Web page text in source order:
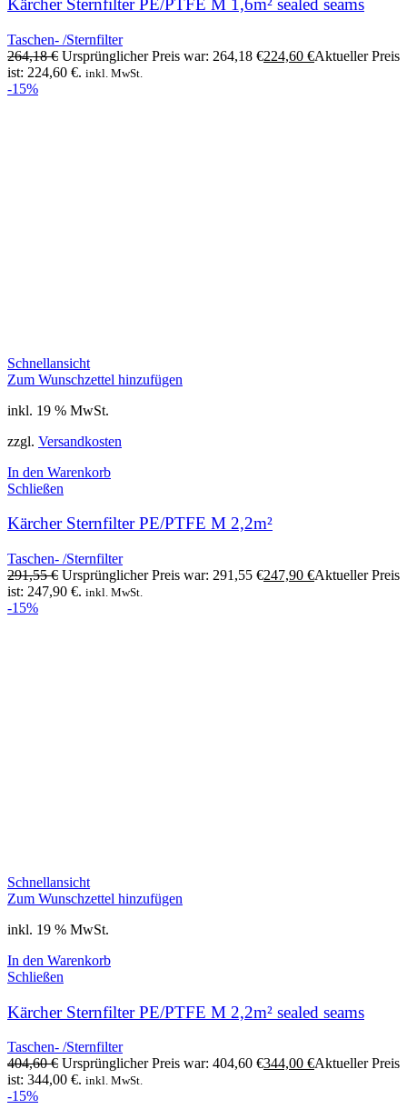
Kärcher Sternfilter PE/PTFE M 1,6m² sealed seams
Taschen- /Sternfilter
264,18€ Ursprünglicher Preis war: 264,18 €224,60 €Aktueller Preis
ist: 224,60 €. inkl. MwSt.
-15%
Schnellansicht
Zum Wunschzettel hinzufügen
inkl. 19 % MwSt.
zzgl. Versandkosten
In den Warenkorb
Schließen
Kärcher Sternfilter PE/PTFE M 2,2m²
Taschen- /Sternfilter
291,55€ Ursprünglicher Preis war: 291,55 €247,90 €Aktueller Preis
ist: 247,90 €. inkl. MwSt.
-15%
Schnellansicht
Zum Wunschzettel hinzufügen
inkl. 19 % MwSt.
In den Warenkorb
Schließen
Kärcher Sternfilter PE/PTFE M 2,2m² sealed seams
Taschen- /Sternfilter
404,60€ Ursprünglicher Preis war: 404,60 €344,00 €Aktueller Preis
ist: 344,00 €. inkl. MwSt.
-15%